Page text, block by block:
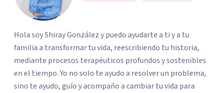
Hola soy Shiray González y puedo ayudarte a ti y a tu
familia a transformar tu vida, reescribiendo tu historia,
mediante procesos terapéuticos profundos y sostenibles
en el tiempo. Yo no solo te ayudo a resolver un problema,
sino te ayudo, guío y acompaño a cambiar tu vida para